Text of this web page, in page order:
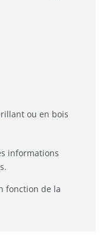
ou en bois
informations
fonction de la